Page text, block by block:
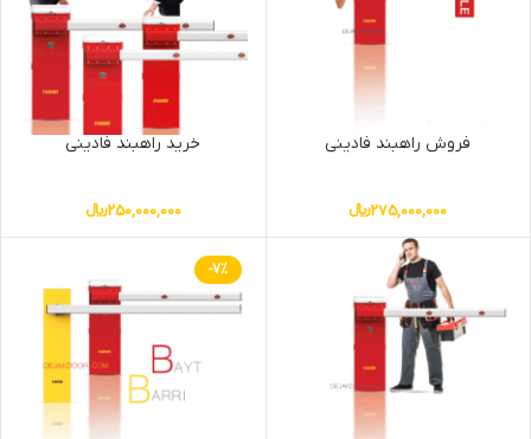
فروش راهبند فادینی
275,000,000﷼
خرید راهبند فادینی
250,000,000﷼
-7%